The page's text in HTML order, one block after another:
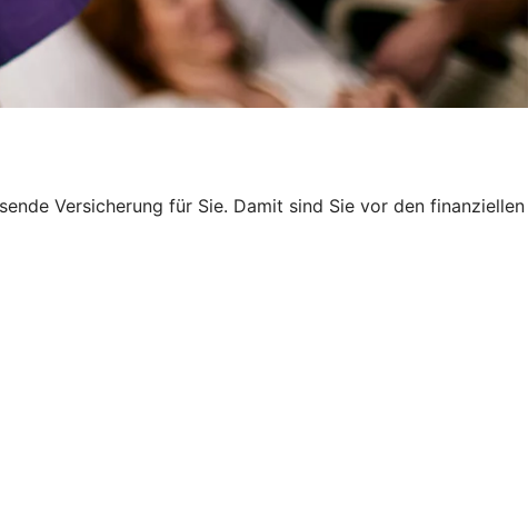
Versicherung für Sie. Damit sind Sie vor den finanziellen